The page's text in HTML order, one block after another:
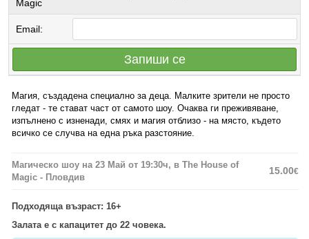
Magic
Email:
Запиши се
Магия, създадена специално за деца. Малките зрители не просто
гледат - те стават част от самото шоу. Очаква ги преживяване,
изпълнено с изненади, смях и магия отблизо - на място, където
всичко се случва на една ръка разстояние.
Магическо шоу на 23 Май от 19:30ч, в The House of
Magic - Пловдив
15.00€
Подходяща възраст: 16+
Залата е с капацитет до 22 човека.